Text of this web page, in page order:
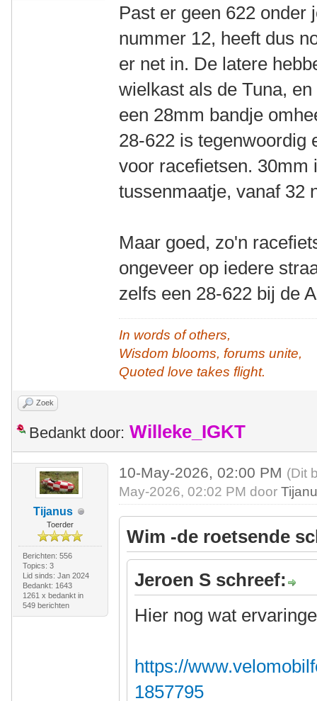
Past er geen 622 onder
nummer 12, heeft dus
er net in. De latere
wielkast als de Tuna,
een 28mm bandje
28-622 is tegenwoordig
voor racefietsen. 30mm
tussenmaatje, vanaf 32
Maar goed, zo'n
ongeveer op iedere
zelfs een 28-622 bij de
In words of others,
Wisdom blooms, forums unite,
Quoted love takes flight.
Zoek
Bedankt door: Willeke_IGKT
Tijanus
Toerder
Berichten: 556
Topics: 3
Lid sinds: Jan 2024
Bedankt: 1643
1261 x bedankt in
549 berichten
10-May-2026, 02:00 PM (Dit
May-2026, 02:02 PM door
Wim -de roetsende
Jeroen S schreef:
Hier nog wat
https://
1857795